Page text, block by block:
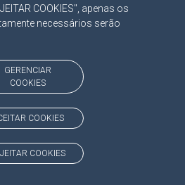
COOKIES", apenas os
necessários serão
GERENCIAR
COOKIES
COOKIES
COOKIES
DIÁRIO OFICIAL
DOJURISDICIONADO
MAPA DO SITE
E NAVEGUE)